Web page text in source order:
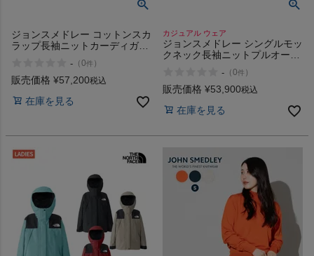
旅行
通学
インフィット INFIT
ジョンスメドレー コットンスカ
ラップ長袖ニットカーディガン
- （0件 ）
販売価格 ¥57,200税込
在庫を見る
カジュアル ウェア
ジョンスメドレー シングルモッ
クネック長袖ニットプルオーバ
- （0件 ）
販売価格 ¥53,900税込
在庫を見る